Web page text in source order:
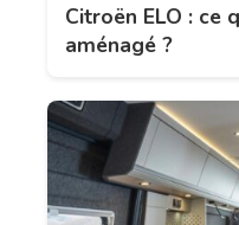
Citroën ELO : ce
aménagé ?